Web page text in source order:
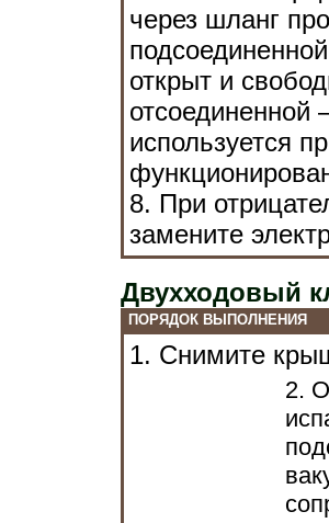
через шланг
открыт и
отсоединенной
используется
8. При
замените
Двухходовый
ПОРЯДОК ВЫПОЛНЕНИЯ
1. Снимите
2.